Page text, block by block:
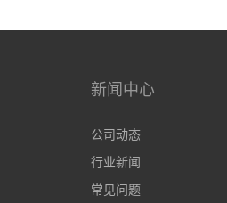
新闻中心
公司动态
行业新闻
常见问题